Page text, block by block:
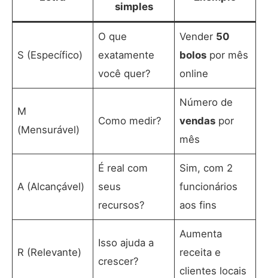
simples
S (Específico)
O que
exatamente
você quer?
Vender 50
bolos por mês
online
M
(Mensurável)
Como medir?
Número de
vendas por
mês
A (Alcançável)
É real com
seus
recursos?
Sim, com 2
funcionários
aos fins
R (Relevante)
Isso ajuda a
crescer?
Aumenta
receita e
clientes locais